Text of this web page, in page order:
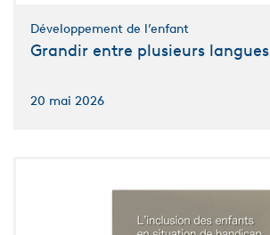
Développement de l’enfant
Grandir entre plusieurs langues
20 mai 2026